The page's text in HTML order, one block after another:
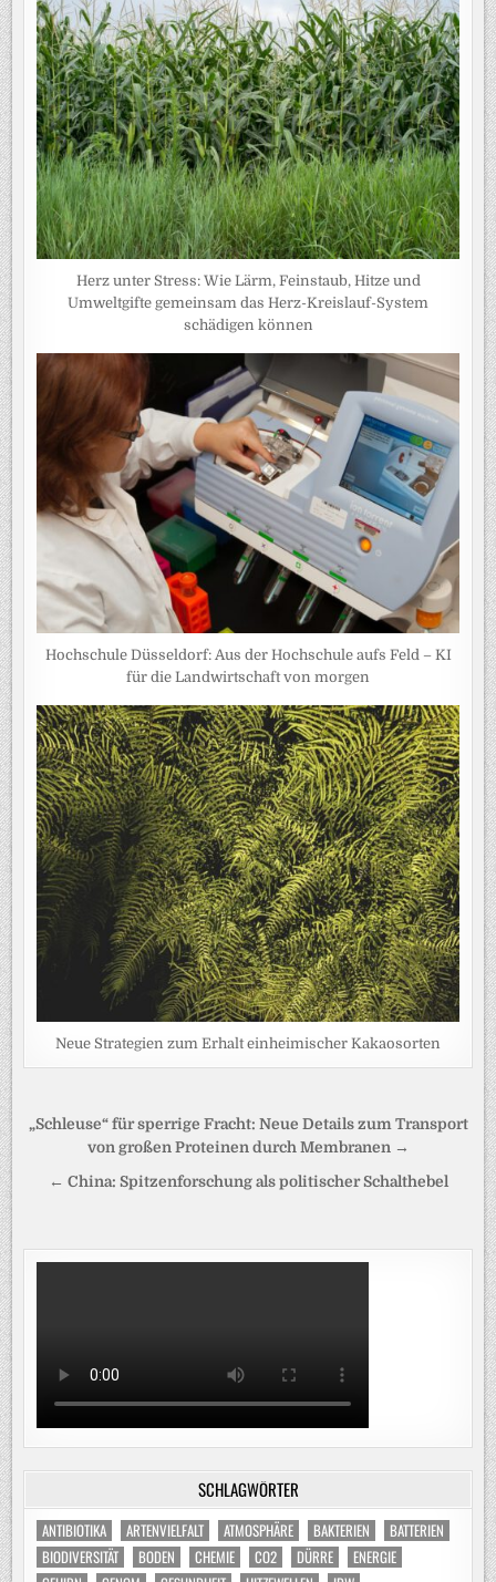
Herz unter Stress: Wie Lärm, Feinstaub, Hitze und
Umweltgifte gemeinsam das Herz-Kreislauf-System
schädigen können
Hochschule Düsseldorf: Aus der Hochschule aufs Feld – KI
für die Landwirtschaft von morgen
Neue Strategien zum Erhalt einheimischer Kakaosorten
Beitragsnavigation
„Schleuse“ für sperrige Fracht: Neue Details zum Transport
von großen Proteinen durch Membranen →
← China: Spitzenforschung als politischer Schalthebel
SCHLAGWÖRTER
ANTIBIOTIKA ARTENVIELFALT ATMOSPHÄRE BAKTERIEN
BATTERIEN
BIODIVERSITÄT
BODEN CHEMIE CO2 DÜRRE
ENERGIE